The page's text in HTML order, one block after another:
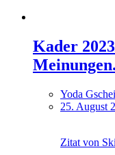
Kader
Yoda
25. August
Zitat von